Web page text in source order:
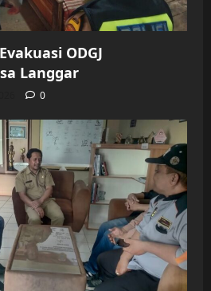
ODGJ
Langgar
0